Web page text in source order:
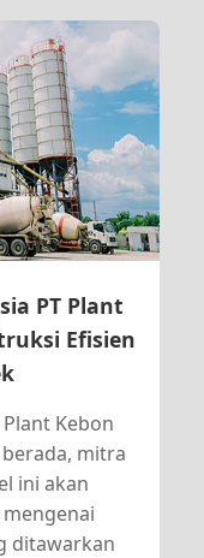
PT Plant
Efisien
Kebon
mitra
ini akan
ditawarkan